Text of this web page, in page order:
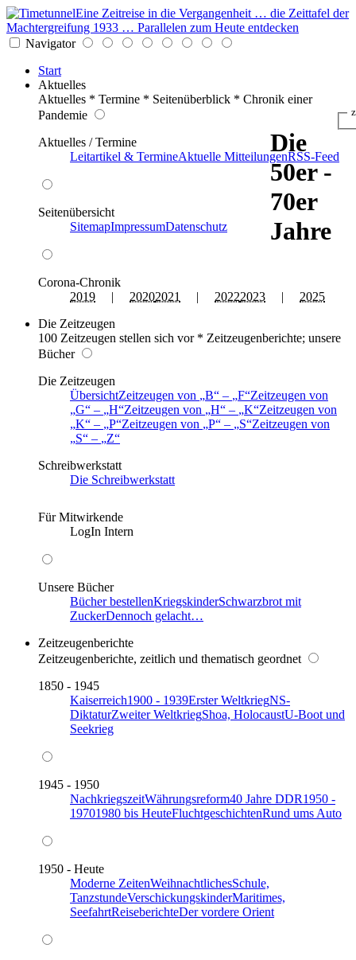
Eine Zeitreise in die Vergangenheit … die Zeittafel der
Machtergreifung 1933 … Parallelen zum Heute entdecken
Navigator
Start
Aktuelles
Aktuelles * Termine * Seitenüberblick * Chronik einer
Pandemie
Aktuelles / Termine
Leitartikel & TermineAktuelle MitteilungenRSS-Feed
Seitenübersicht
SitemapImpressumDatenschutz
Corona-Chronik
2019 | 20202021 | 20222023 | 2025
Die Zeitzeugen
100 Zeitzeugen stellen sich vor * Zeitzeugenberichte; unsere
Bücher
Die Zeitzeugen
ÜbersichtZeitzeugen von B – F Zeitzeugen von
G
– H Zeitzeugen von H – K Zeitzeugen von
K
– P Zeitzeugen von P – S Zeitzeugen von
S
–
Z
Schreibwerkstatt
Die Schreibwerkstatt
Für Mitwirkende
LogIn Intern
Unsere Bücher
Bücher bestellenKriegskinderSchwarzbrot mit
ZuckerDennoch gelacht…
Zeitzeugenberichte
Zeitzeugenberichte, zeitlich und thematisch geordnet
1850 - 1945
Kaiserreich1900 - 1939Erster WeltkriegNS-
DiktaturZweiter WeltkriegShoa, HolocaustU-Boot und
Seekrieg
1945 - 1950
NachkriegszeitWährungsreform40 Jahre DDR1950 -
19701980 bis HeuteFluchtgeschichtenRund ums Auto
1950 - Heute
Moderne ZeitenWeihnachtlichesSchule,
TanzstundeVerschickungskinderMaritimes,
SeefahrtReiseberichteDer vordere Orient
Die
50er -
70er
Jahre